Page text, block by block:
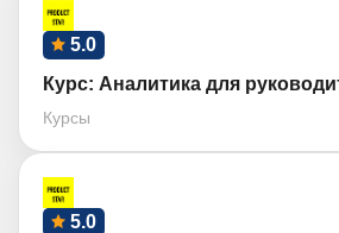
5.0
Курс: Аналитика для
Курсы
5.0